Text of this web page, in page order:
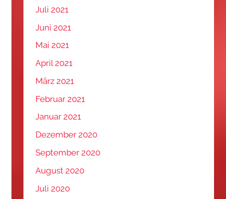
Juli 2021
Juni 2021
Mai 2021
April 2021
März 2021
Februar 2021
Januar 2021
Dezember 2020
September 2020
August 2020
Juli 2020